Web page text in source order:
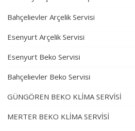
Bahçelievler Arçelik Servisi
Esenyurt Arçelik Servisi
Esenyurt Beko Servisi
Bahçelievler Beko Servisi
GÜNGÖREN BEKO KLİMA SERVİSİ
MERTER BEKO KLİMA SERVİSİ